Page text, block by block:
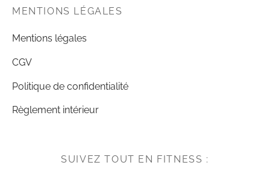
MENTIONS LÉGALES
Mentions légales
CGV
Politique de confidentialité
Règlement intérieur
SUIVEZ TOUT EN FITNESS :